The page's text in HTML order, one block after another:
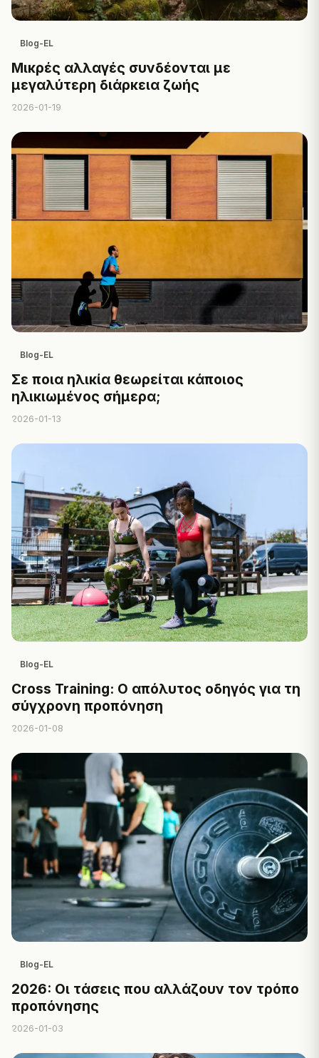
Blog-EL
Μικρές αλλαγές συνδέονται με
μεγαλύτερη διάρκεια ζωής
2026-01-19
Blog-EL
Σε ποια ηλικία θεωρείται κάποιος
ηλικιωμένος σήμερα;
2026-01-13
Blog-EL
Cross Training: Ο απόλυτος οδηγός για τη
σύγχρονη προπόνηση
2026-01-08
Blog-EL
2026: Οι τάσεις που αλλάζουν τον τρόπο
προπόνησης
2026-01-03